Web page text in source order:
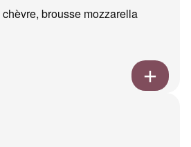
brousse mozzarella